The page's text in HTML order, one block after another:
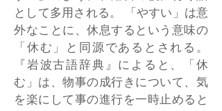
として多用される。 「やすい」は意
外なことに、休息するという意味の
「休む」と同源であるとされる。
『岩波古語辞典』によると、「休
む」は、物事の成行きについて、気
を楽にして事の進行を一時止めると